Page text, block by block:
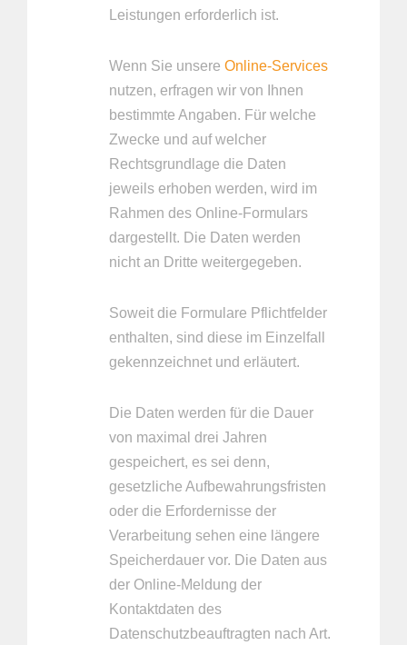
Leistungen erforderlich ist.
Wenn Sie unsere Online-Services
nutzen, erfragen wir von Ihnen
bestimmte Angaben. Für welche
Zwecke und auf welcher
Rechtsgrundlage die Daten
jeweils erhoben werden, wird im
Rahmen des Online-Formulars
dargestellt. Die Daten werden
nicht an Dritte weitergegeben.
Soweit die Formulare Pflichtfelder
enthalten, sind diese im Einzelfall
gekennzeichnet und erläutert.
Die Daten werden für die Dauer
von maximal drei Jahren
gespeichert, es sei denn,
gesetzliche Aufbewahrungsfristen
oder die Erfordernisse der
Verarbeitung sehen eine längere
Speicherdauer vor. Die Daten aus
der Online-Meldung der
Kontaktdaten des
Datenschutzbeauftragten nach Art.